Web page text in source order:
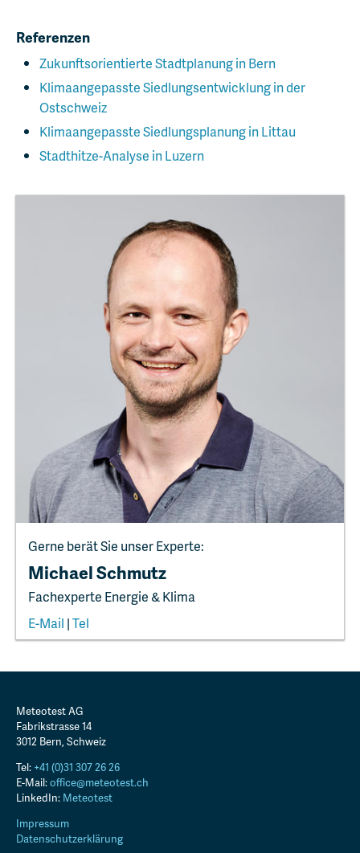
Referenzen
Zukunftsorientierte Stadtplanung in Bern
Klimaangepasste Siedlungsentwicklung in der
Ostschweiz
Klimaangepasste Siedlungsplanung in Littau
Stadthitze-Analyse in Luzern
Gerne berät Sie unser Experte:
Michael Schmutz
Fachexperte Energie & Klima
E-Mail |Tel
Meteotest AG
Fabrikstrasse 14
3012 Bern Schweiz
Tel: +41 (0)31 307 26 26
E-Mail:office@meteotest.ch
LinkedIn: Meteotest
Impressum
Datenschutzerklärung